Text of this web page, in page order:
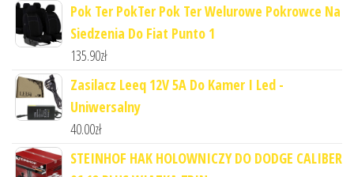
Pok Ter PokTer Pok Ter Welurowe Pokrowce Na
Siedzenia Do Fiat Punto 1
135.90zł
Zasilacz Leeq 12V 5A Do Kamer I Led -
Uniwersalny
40.00zł
STEINHOF HAK HOLOWNICZY DO DODGE CALIBER